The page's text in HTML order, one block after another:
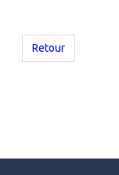
Retour